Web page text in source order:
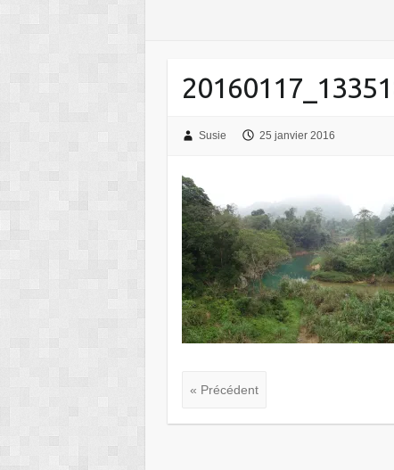
Susie 25 janvier 2016
« Précédent